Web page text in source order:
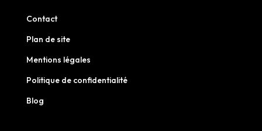
Contact
Plan de site
Mentions légales
Politique de confidentialité
Blog